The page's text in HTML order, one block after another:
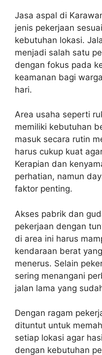
Jasa aspal di
jenis pekerjaan
kebutuhan lokasi.
menjadi salah satu
dengan fokus pada
keamanan bagi
hari.
Area usaha seperti
memiliki kebutuhan
masuk secara rutin
harus cukup kuat
Kerapian dan
perhatian, namun
faktor penting.
Akses pabrik dan
pekerjaan dengan
di area ini harus
kendaraan berat
menerus. Selain
sering menangani
jalan lama yang
Dengan ragam
dituntut untuk
setiap lokasi agar
dengan kebutuhan